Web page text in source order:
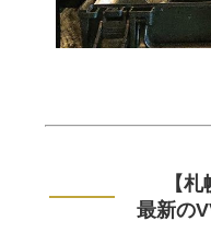
【
最新の